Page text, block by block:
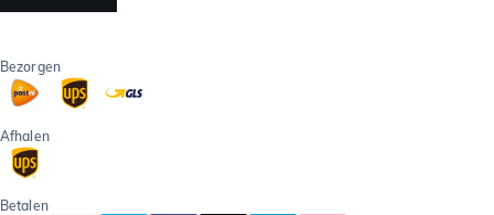
Bezorgen
Afhalen
Betalen